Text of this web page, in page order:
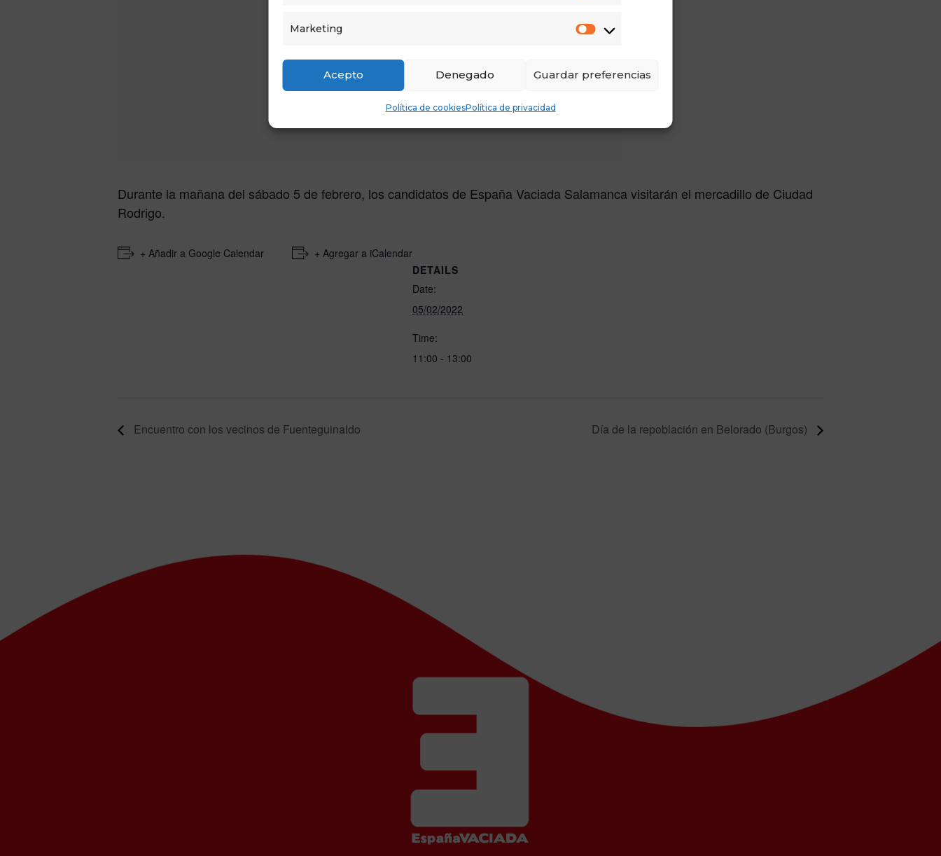
Marketing
Acepto Denegado Guardar preferencias
Política de cookiesPolítica de privacidad
Durante la mañana del sábado 5 de febrero, los candidatos de España Vaciada Salamanca visitarán el mercadillo de Ciudad
Rodrigo.
+ Añadir a Google Calendar
+ Agregar a iCalendar
DETAILS
Date:
05/02/2022
Time:
11:00 - 13:00
Encuentro con los vecinos de Fuenteguinaldo Día de la repoblación en Belorado (Burgos)